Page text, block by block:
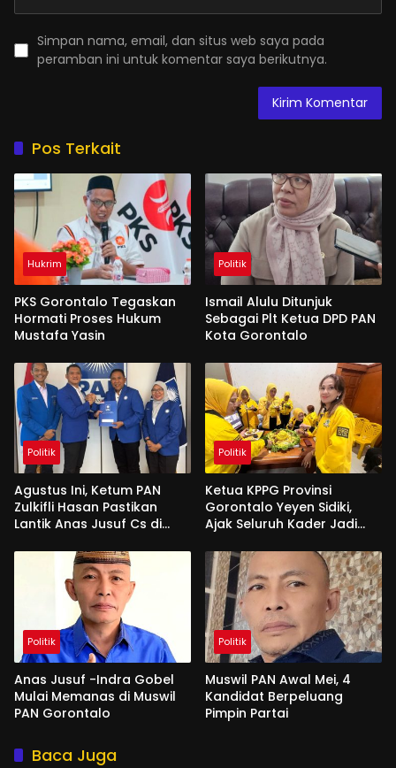
Simpan nama, email, dan situs web saya pada
peramban ini untuk komentar saya berikutnya.
Pos Terkait
Hukrim
PKS Gorontalo Tegaskan
Hormati Proses Hukum
Mustafa Yasin
Politik
Ismail Alulu Ditunjuk
Sebagai Plt Ketua DPD PAN
Kota Gorontalo
Politik
Agustus Ini, Ketum PAN
Zulkifli Hasan Pastikan
Lantik Anas Jusuf Cs di
Politik
Ketua KPPG Provinsi
Gorontalo Yeyen Sidiki,
Ajak Seluruh Kader Jadi
Perjuangan Suara
Perempuan
Politik
Anas Jusuf -Indra Gobel
Mulai Memanas di Muswil
PAN Gorontalo
Politik
Muswil PAN Awal Mei, 4
Kandidat Berpeluang
Pimpin Partai
Baca Juga